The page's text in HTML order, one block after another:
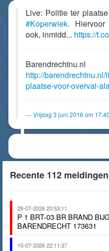
Live: Politie ter
#Koperwiek. Hiervoor
ook, inmidd... https://
Barendrechtnu.nl
http://
plaatse-voor-overval-
Vrijdag 3 juni 2016 om
Recente 112
28-07-2026 20:53:11
P 1 BRT-03 BR BRAND
BARENDRECHT 173631
15-07-2026 22:11:37